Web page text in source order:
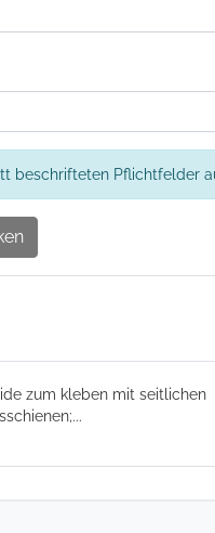
beschrifteten Pflichtfelder
zum kleben mit seitlichen